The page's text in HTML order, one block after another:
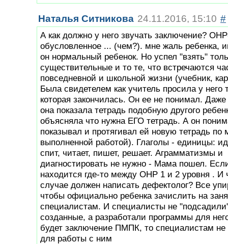
Наталья Ситникова 24.11.2016, 15:10 #
А как должно у него звучать заключение?
обусловленное ... (чем?). мне жаль ребенка,
он нормальный ребенок. Но успел "взять"
существительные и то те, что встречаются
повседневной и школьной жизни (учебник,
Была свидетелем как учитель просила у него
которая закончилась. Он ее не понимал. Даже
она показала тетрадь подобную другого
объясняла что нужна ЕГО тетрадь. А он
показывал и протягивал ей новую тетрадь по
выполненной работой). Глаголы - единицы:
спит, читает, пишет, решает. Аграмматизмы и
диагностировать не нужно - Мама пошел.
находится где-то между ОНР 1 и 2 уровня . И
случае должен написать дефектолог? Все
чтобы официально ребенка зачислить на
специалистам. И специалисты не
созданные, а разработали программы для
будет заключение ПМПК, то специалистам
для работы с ним